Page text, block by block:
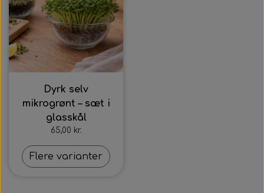
Dyrk selv
mikrogrønt – sæt i
glasskål
65,00 kr.
Flere varianter